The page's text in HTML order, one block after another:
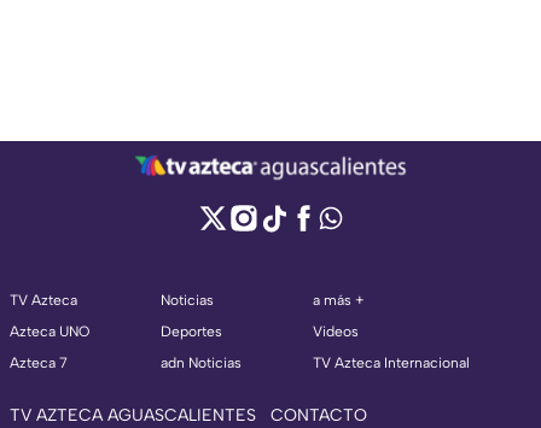
TV Azteca
Azteca UNO
Azteca 7
Noticias
Deportes
adn Noticias
a más +
Videos
TV Azteca Internacional
TV AZTECA AGUASCALIENTES CONTACTO